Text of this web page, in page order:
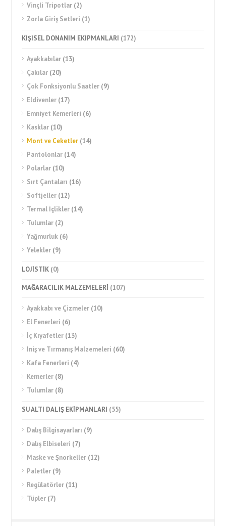
Vinçli Tripotlar (2)
Zorla Giriş Setleri (1)
KİŞİSEL DONANIM EKİPMANLARI (172)
Ayakkabılar (13)
Çakılar (20)
Çok Fonksiyonlu Saatler (9)
Eldivenler (17)
Emniyet Kemerleri (6)
Kasklar (10)
Mont ve Ceketler (14)
Pantolonlar (14)
Polarlar (10)
Sırt Çantaları (16)
Softjeller (12)
Termal İçlikler (14)
Tulumlar (2)
Yağmurluk (6)
Yelekler (9)
LOJİSTİK (0)
MAĞARACILIK MALZEMELERİ (107)
Ayakkabı ve Çizmeler (10)
El Fenerleri (6)
İç Kıyafetler (13)
İniş ve Tırmanış Malzemeleri (60)
Kafa Fenerleri (4)
Kemerler (8)
Tulumlar (8)
SU ALTI DALIŞ EKİPMANLARI (55)
Dalış Bilgisayarları (9)
Dalış Elbiseleri (7)
Maske ve Şnorkeller (12)
Paletler (9)
Regülatörler (11)
Tüpler (7)